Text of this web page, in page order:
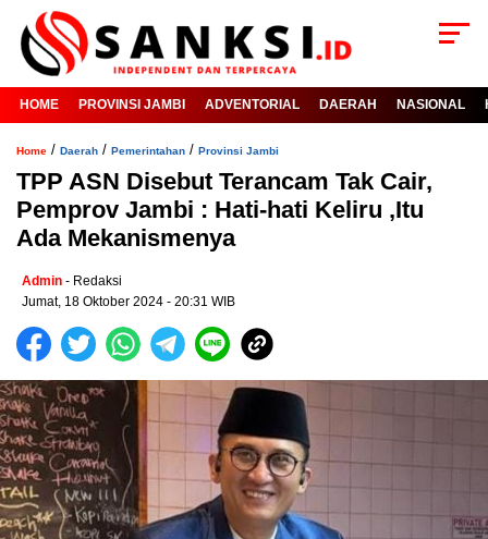
HOME PROVINSI JAMBI ADVENTORIAL DAERAH NASIONAL
Home / Daerah / Pemerintahan / Provinsi Jambi
TPP ASN Disebut Terancam Tak Cair,
Pemprov Jambi : Hati-hati Keliru ,Itu
Ada Mekanismenya
Admin - Redaksi
Jumat, 18 Oktober 2024 - 20:31 WIB